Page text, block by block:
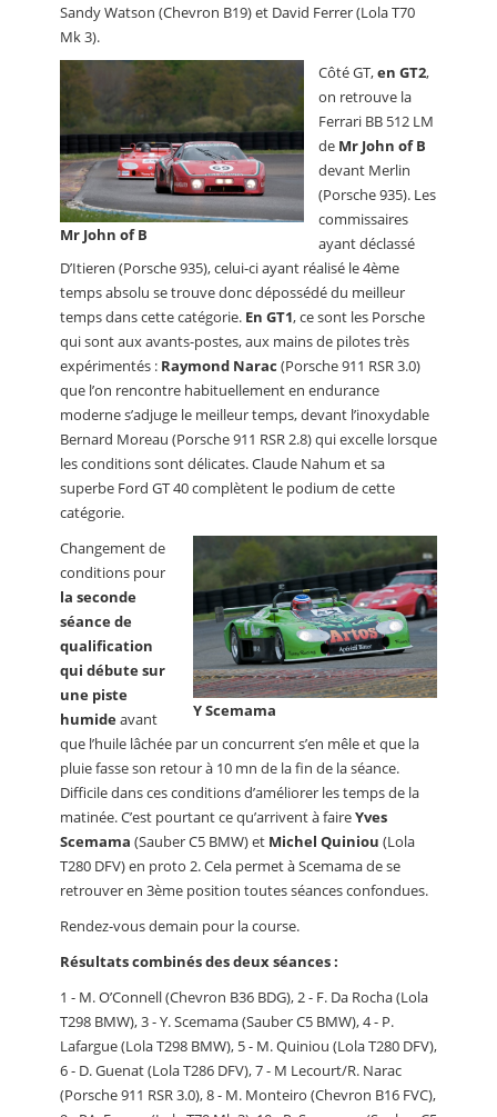
Sandy Watson (Chevron B19) et David Ferrer (Lola T70
Mk 3).
Mr John of B
Côté GT,en GT2,
on retrouve la
Ferrari BB 512 LM
de Mr John of B
devant Merlin
(Porsche 935). Les
commissaires
ayant déclassé
D’Itieren (Porsche 935), celui-ci ayant réalisé le 4ème
temps absolu se trouve donc dépossédé du meilleur
temps dans cette catégorie. En GT1, ce sont les Porsche
qui sont aux avants-postes, aux mains de pilotes très
expérimentés : Raymond Narac (Porsche 911 RSR 3.0)
que l’on rencontre habituellement en endurance
moderne s’adjuge le meilleur temps, devant l’inoxydable
Bernard Moreau (Porsche 911 RSR 2.8) qui excelle lorsque
les conditions sont délicates. Claude Nahum et sa
superbe Ford GT 40 complètent le podium de cette
catégorie.
Y Scemama
Changement de
conditions pour
la seconde
séance de
qualification
qui débute sur
une piste
humideavant
que l’huile lâchée par un concurrent s’en mêle et que la
pluie fasse son retour à 10 mn de la fin de la séance.
Difficile dans ces conditions d’améliorer les temps de la
matinée. C’est pourtant ce qu’arrivent à faireYves
Scemama (Sauber C5 BMW) et Michel Quiniou (Lola
T280 DFV) en proto 2. Cela permet à Scemama de se
retrouver en 3ème position toutes séances confondues.
Rendez-vous demain pour la course.
Résultats combinés des deux séances :
1 - M. O’Connell (Chevron B36 BDG), 2 - F. Da Rocha (Lola
T298 BMW), 3 - Y. Scemama (Sauber C5 BMW), 4 - P.
Lafargue (Lola T298 BMW), 5 - M. Quiniou (Lola T280 DFV),
6 - D. Guenat (Lola T286 DFV), 7 - M Lecourt/R. Narac
(Porsche 911 RSR 3.0), 8 - M. Monteiro (Chevron B16 FVC),